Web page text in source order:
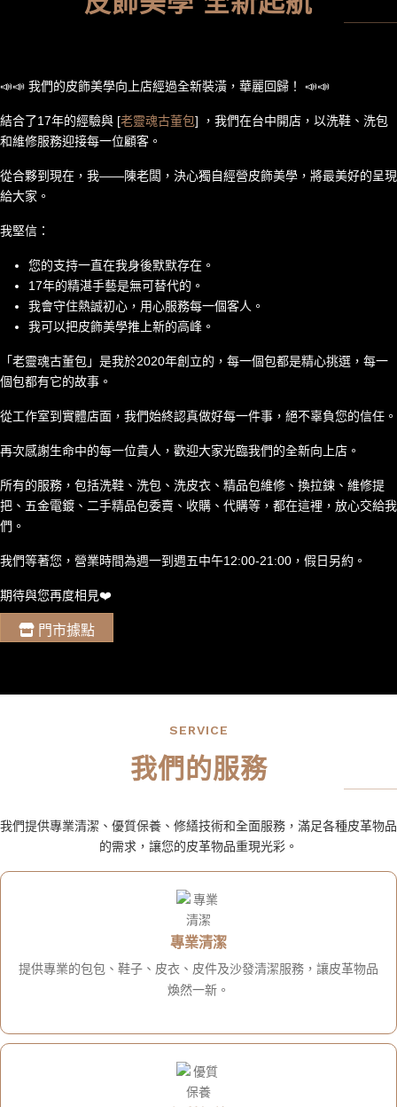
📣📣 我們的皮飾美學向上店經過全新裝潢，華麗回歸！ 📣📣
結合了17年的經驗與 [老靈魂古董包] ，我們在台中開店，以洗鞋、洗包
和維修服務迎接每一位顧客。
從合夥到現在，我——陳老闆，決心獨自經營皮飾美學，將最美好的呈現
給大家。
我堅信：
您的支持一直在我身後默默存在。
17年的精湛手藝是無可替代的。
我會守住熱誠初心，用心服務每一個客人。
我可以把皮飾美學推上新的高峰。
「老靈魂古董包」是我於2020年創立的，每一個包都是精心挑選，每一
個包都有它的故事。
從工作室到實體店面，我們始終認真做好每一件事，絕不辜負您的信任。
再次感謝生命中的每一位貴人，歡迎大家光臨我們的全新向上店。
所有的服務，包括洗鞋、洗包、洗皮衣、精品包維修、換拉鍊、維修提
把、五金電鍍、二手精品包委賣、收購、代購等，都在這裡，放心交給我
們。
我們等著您，營業時間為週一到週五中午12:00-21:00，假日另約。
期待與您再度相見❤️
門市據點
SERVICE
我們的服務
我們提供專業清潔、優質保養、修繕技術和全面服務，滿足各種皮革物品
的需求，讓您的皮革物品重現光彩。
專業清潔
提供專業的包包、鞋子、皮衣、皮件及沙發清潔服務，讓皮革物品
煥然一新。